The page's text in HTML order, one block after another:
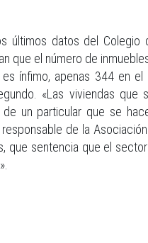
últimos datos del Colegio
que el número de
ínfimo, apenas 344 en el
«Las viviendas que
de un particular que se
de la
que sentencia que el